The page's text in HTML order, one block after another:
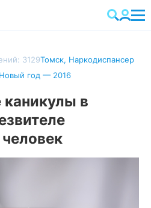
3129Томск, Наркодиспансер
Новый год — 2016
каникулы в